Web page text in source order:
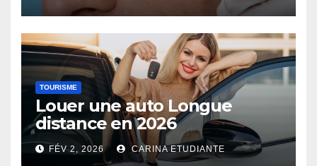
TOURISME
Louer une auto Longue
distance en 2026
FÉV 2, 2026 CARINA ETUDIANTE